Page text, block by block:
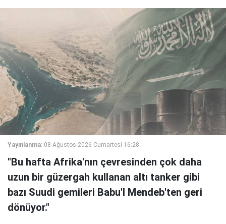
Yayınlanma: 08 Ağustos 2026 Cumartesi 16:28
"Bu hafta Afrika'nın çevresinden çok daha
uzun bir güzergah kullanan altı tanker gibi
bazı Suudi gemileri Babu'l Mendeb'ten geri
dönüyor."